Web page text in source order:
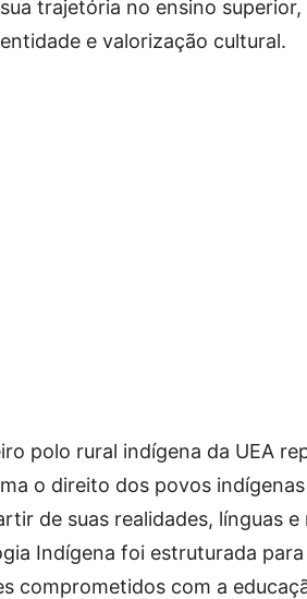
trajetória no ensino
e valorização cultural.
polo rural indígena da UEA
o direito dos povos
de suas realidades, línguas e
Indígena foi estruturada
comprometidos com a